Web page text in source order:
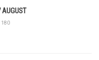
180